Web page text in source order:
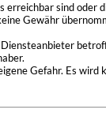
sind oder
Gewähr
Gefahr. Es